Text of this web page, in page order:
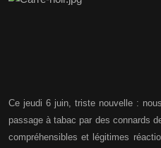
Ce jeudi 6 juin, triste nouvelle :
passage à tabac par des connards
compréhensibles et légitimes